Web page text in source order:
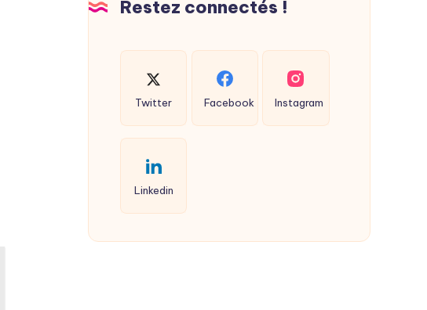
Restez connectés !
Twitter Facebook Instagram
Linkedin